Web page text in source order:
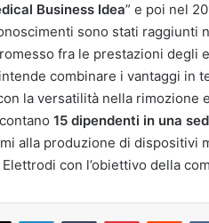
Business Idea” e poi nel
sono stati raggiunti
fra le prestazioni degli
combinare i vantaggi in
la versatilità nella rimozione
15 dipendenti in una
alla produzione di dispositivi
con l’obiettivo della